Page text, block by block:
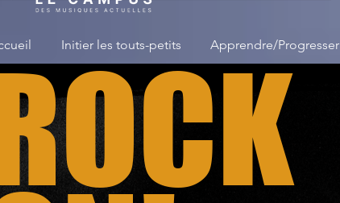
Initier les touts-petits Apprendre/Progresser